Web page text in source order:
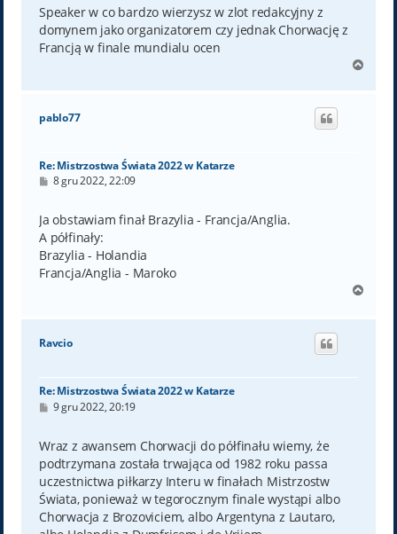
t
Speaker w co bardzo wierzysz w zlot redakcyjny z
domynem jako organizatorem czy jednak Chorwację z
Francją w finale mundialu ocen
g
pablo77
Re: Mistrzostwa Świata 2022 w Katarze
P
t
8 gru 2022, 22:09
Ja obstawiam finał Brazylia - Francja/Anglia.
A półfinały:
Brazylia - Holandia
Francja/Anglia - Maroko
g
Ravcio
Re: Mistrzostwa Świata 2022 w Katarze
P
t
9 gru 2022, 20:19
Wraz z awansem Chorwacji do półfinału wiemy, że
podtrzymana została trwająca od 1982 roku passa
uczestnictwa piłkarzy Interu w finałach Mistrzostw
Świata, ponieważ w tegorocznym finale wystąpi albo
Chorwacja z Brozoviciem, albo Argentyna z Lautaro,